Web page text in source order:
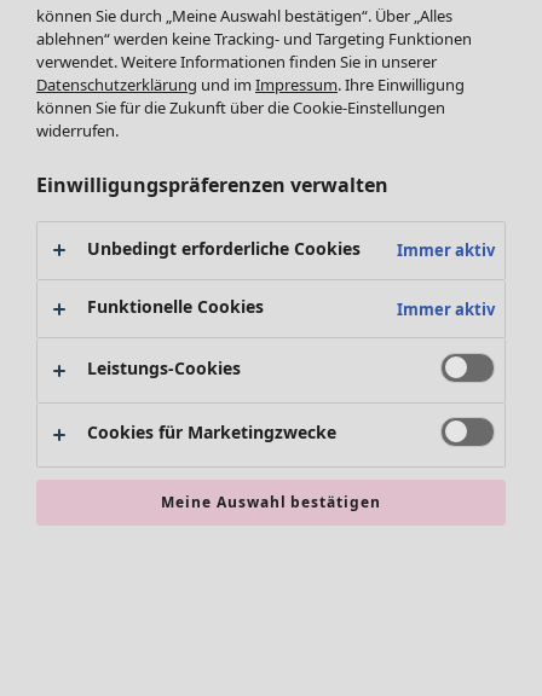
Bademode
Basics
SALE Zuhause
Alle anzeigen
Dekoration
Textilien
Frottee
Sale-Neuheiten
Sale-Schnäppchen
können Sie durch „Meine Auswahl bestätigen“. Über „Alles
ablehnen“ werden keine Tracking- und Targeting Funktionen
verwendet. Weitere Informationen finden Sie in unserer
Datenschutzerklärung und im Impressum. Ihre Einwilligung
können Sie für die Zukunft über die Cookie-Einstellungen
widerrufen.
Einwilligungspräferenzen verwalten
Unbedingt erforderliche Cookies Immer aktiv
Funktionelle Cookies Immer aktiv
Leistungs-Cookies
Cookies für Marketingzwecke
Meine Auswahl bestätigen